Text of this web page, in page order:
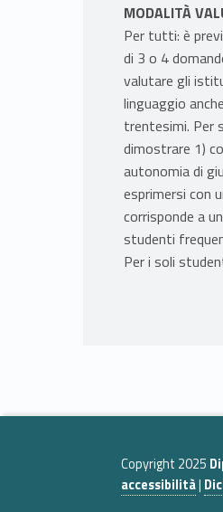
MODALITÀ
Per tutti: è
di 3 o 4
valutare gli
linguaggio
trentesimi. Per
dimostrare 1)
autonomia di
esprimersi con
corrisponde a
studenti
Per i soli
Copyright 2025
accessibilità|